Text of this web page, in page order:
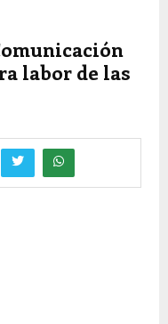
labor de las